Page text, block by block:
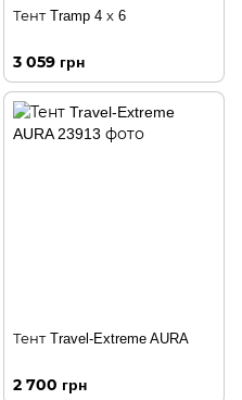
Тент Tramp 4 х 6
3 059 грн
Тент Travel-Extreme AURA
2 700 грн